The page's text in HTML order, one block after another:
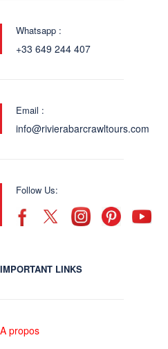
Whatsapp :
+33 649 244 407
Email :
info@rivierabarcrawltours.com
Follow Us:
IMPORTANT LINKS
A propos